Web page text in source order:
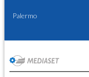
Palermo